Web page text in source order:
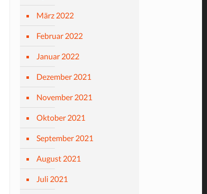
März 2022
Februar 2022
Januar 2022
Dezember 2021
November 2021
Oktober 2021
September 2021
August 2021
Juli 2021